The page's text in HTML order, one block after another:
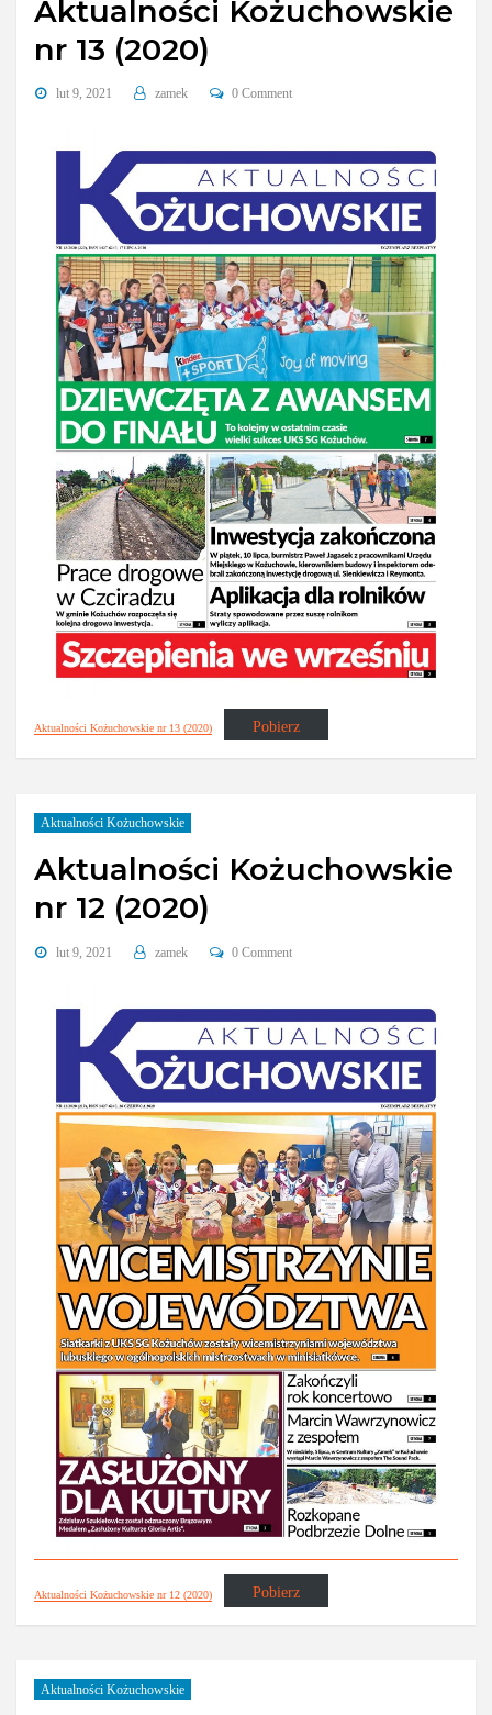
Aktualności Kożuchowskie
nr 13 (2020)
lut 9, 2021 zamek 0 Comment
Aktualności Kożuchowskie nr 13 (2020) Pobierz
Aktualności Kożuchowskie
Aktualności Kożuchowskie
nr 12 (2020)
lut 9, 2021 zamek 0 Comment
Aktualności Kożuchowskie nr 12 (2020) Pobierz
Aktualności Kożuchowskie